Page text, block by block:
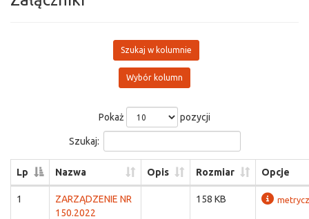
Szukaj w kolumnie
Wybór kolumn
Pokaż pozycji
Szukaj:
Lp Nazwa Opis Rozmiar Opcje
1
ZARZĄDZENIE NR
150.2022
158 KB